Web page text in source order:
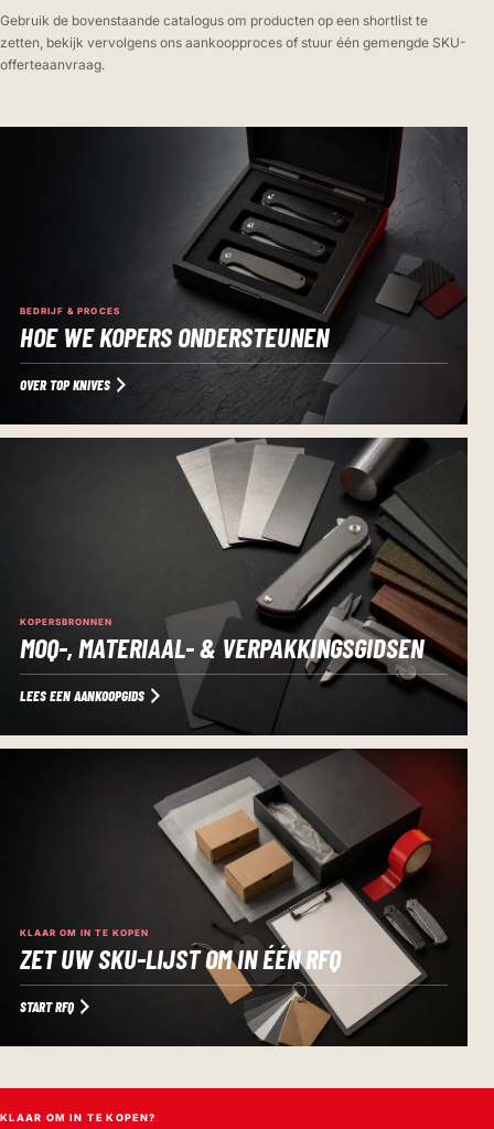
Gebruik de bovenstaande catalogus om producten op een shortlist te
zetten, bekijk vervolgens ons aankoopproces of stuur één gemengde SKU-
offerteaanvraag.
BEDRIJF & PROCES
HOE WE KOPERS ONDERSTEUNEN
OVER TOP KNIVES
KOPERSBRONNEN
MOQ-, MATERIAAL- & VERPAKKINGSGIDSEN
LEES EEN AANKOOPGIDS
KLAAR OM IN TE KOPEN
ZET UW SKU-LIJST OM IN ÉÉN RFQ
START RFQ
KLAAR OM IN TE KOPEN?